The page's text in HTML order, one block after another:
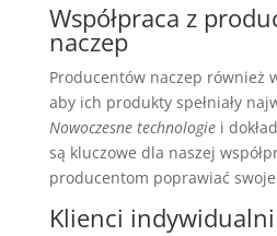
Współpraca z
naczep
Producentów naczep również
aby ich produkty spełniały
Nowoczesne technologiei
są kluczowe dla naszej
producentom poprawiać
Klienci indywidualni